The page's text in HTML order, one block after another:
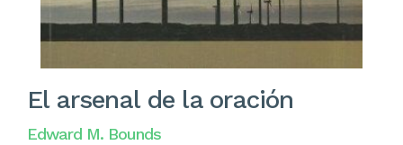
El arsenal de la oración
Edward M. Bounds